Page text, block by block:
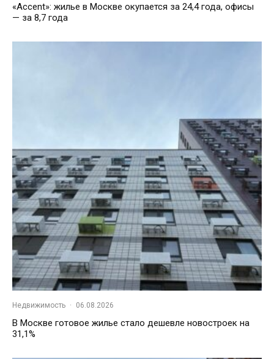
«Accent»: жилье в Москве окупается за 24,4 года, офисы
— за 8,7 года
Недвижимость · 06.08.2026
В Москве готовое жилье стало дешевле новостроек на
31,1%